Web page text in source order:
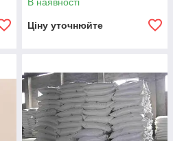
Ціну уточнюйте